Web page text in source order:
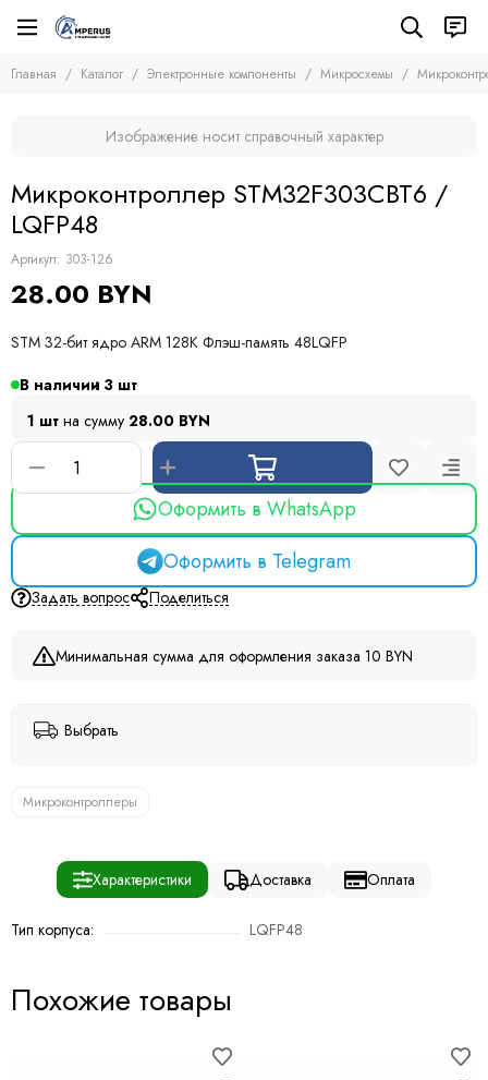
Электронные компоненты
Микросхемы
Микроконтроллеры
Другие микросхемы
Стабилизаторы
Транзисторы
Тиристоры и симисторы
Модули
Резисторы
Предохранители
Дроссели
Фоточувствительные элементы
Главная Каталог Электронные компоненты Микросхемы
Изображение носит справочный характер
Микроконтроллер STM32F303CBT6 /
LQFP48
Артикул: 303-126
28.00 BYN
STM 32-бит ядро ARM 128K Флэш-память 48LQFP
В наличии 3
1 шт на сумму 28.00 BYN
Оформить в WhatsApp
Оформить в Telegram
Задать вопрос Поделиться
Минимальная сумма для оформления заказа 10 BYN
Выбрать
Микроконтроллеры
Характеристики Доставка Оплата
Тип корпуса: LQFP48
Похожие товары